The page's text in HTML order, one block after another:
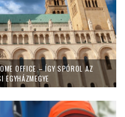
OFFICE – ÍGY SPÓROL AZ
EGYHÁZMEGYE